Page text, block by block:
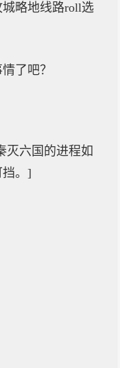
略地线路roll选
了吧？
灭六国的进程如
挡。]